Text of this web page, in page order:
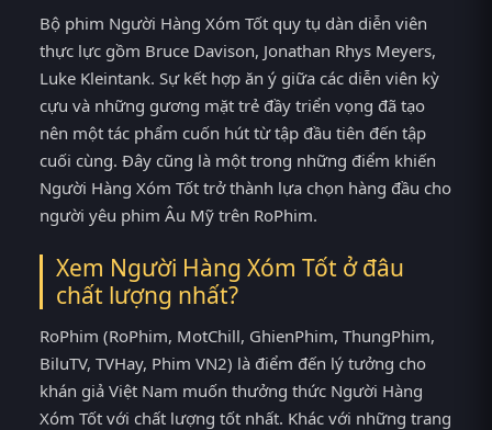
Bộ phim Người Hàng Xóm Tốt quy tụ dàn diễn viên
thực lực gồm Bruce Davison, Jonathan Rhys Meyers,
Luke Kleintank. Sự kết hợp ăn ý giữa các diễn viên kỳ
cựu và những gương mặt trẻ đầy triển vọng đã tạo
nên một tác phẩm cuốn hút từ tập đầu tiên đến tập
cuối cùng. Đây cũng là một trong những điểm khiến
Người Hàng Xóm Tốt trở thành lựa chọn hàng đầu cho
người yêu phim Âu Mỹ trên RoPhim.
Xem Người Hàng Xóm Tốt ở đâu
chất lượng nhất?
RoPhim (RoPhim, MotChill, GhienPhim, ThungPhim,
BiluTV, TVHay, Phim VN2) là điểm đến lý tưởng cho
khán giả Việt Nam muốn thưởng thức Người Hàng
Xóm Tốt với chất lượng tốt nhất. Khác với những trang